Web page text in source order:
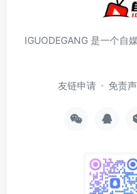
IGUODEGANG 是一个自
友链申请 免责